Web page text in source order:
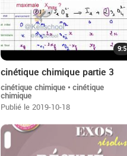
9:5
cinétique chimique partie 3
cinétique chimique • cinétique
chimique
Publié le 2019-10-18